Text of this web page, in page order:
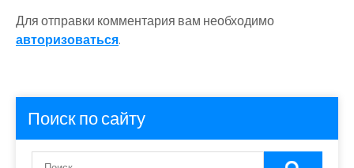
Для отправки комментария вам необходимо
авторизоваться.
Поиск по сайту